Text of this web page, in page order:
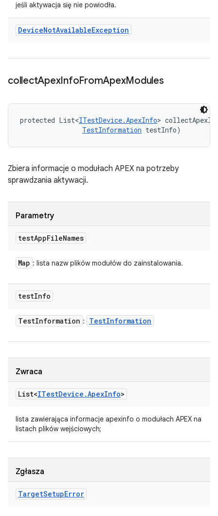
jeśli aktywacja się nie powiodła.
DeviceNotAvailableException
collectApexInfoFromApexModules
protected List<ITestDevice.ApexInfo>
TestInformation testInfo)
Zbiera informacje o modułach APEX na potrzeby
sprawdzania aktywacji.
Parametry
testAppFileNames
Map : lista nazw plików modułów do zainstalowania.
testInfo
TestInformation : TestInformation
Zwraca
List<ITestDevice .ApexInfo>
lista zawierająca informacje apexinfo o modułach APEX na
listach plików wejściowych;
Zgłasza
TargetSetupError